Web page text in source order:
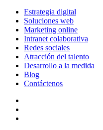
Estrategia digital
Soluciones web
Marketing online
Intranet colaborativa
Redes sociales
Atracción del talento
Desarrollo a la medida
Blog
Contáctenos